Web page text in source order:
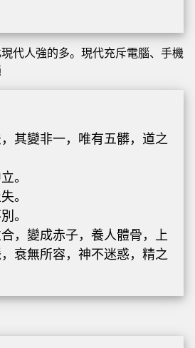
代人強的多。現代充斥電腦、手機
其變非一，唯有五髒，道之
。
。
。
，變成赤子，養人體骨，上
衰無所容，神不迷惑，精之